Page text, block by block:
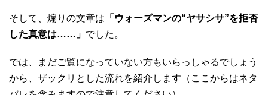
そして、煽りの文章は 「ウォーズマンの“ヤサシサ”を拒否
した真意は……」 でした。
では、まだご覧になっていない方もいらっしゃるでしょう
から、ザックリとした流れを紹介します（ここからはネタ